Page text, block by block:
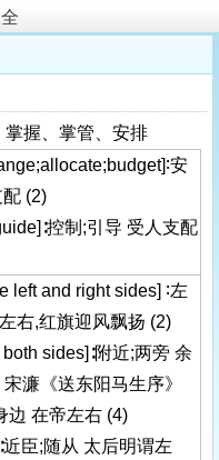
握、掌管、安排
安
(2)
控制;引导 受人支配
left and right sides] ∶左
右,红旗迎风飘扬 (2)
sides]∶附近;两旁 余
濂《送东阳马生序》
边 在帝左右 (4)
近臣;随从 太后明谓左